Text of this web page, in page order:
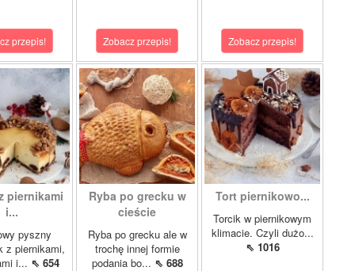
przepis! Zobacz przepis! Zobacz przepis!
piernikami
i...
pyszny
z piernikami,
i... ⇖ 654
Ryba po grecku w
cieście
Ryba po grecku ale w
trochę innej formie
podania bo... ⇖ 688
Tort piernikowo...
Torcik w piernikowym
klimacie. Czyli dużo...
⇖ 1016